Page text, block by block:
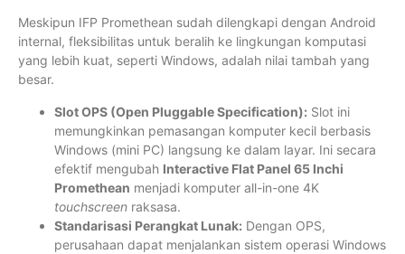
Meskipun IFP Promethean sudah dilengkapi dengan Android
internal, fleksibilitas untuk beralih ke lingkungan komputasi
yang lebih kuat, seperti Windows, adalah nilai tambah yang
besar.
Slot OPS (Open Pluggable Specification): Slot ini
memungkinkan pemasangan komputer kecil berbasis
Windows (mini PC) langsung ke dalam layar. Ini secara
efektif mengubah Interactive Flat Panel 65 Inchi
Promethean menjadi komputer all-in-one 4K
touchscreen raksasa.
Standarisasi Perangkat Lunak: Dengan OPS,
perusahaan dapat menjalankan sistem operasi Windows